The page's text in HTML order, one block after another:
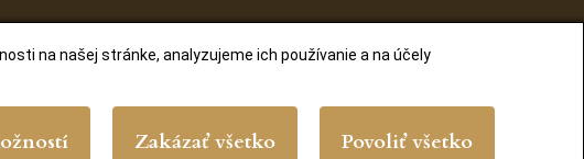
na našej stránke, analyzujeme ich používanie a na účely
Zakázať všetko Povoliť všetko